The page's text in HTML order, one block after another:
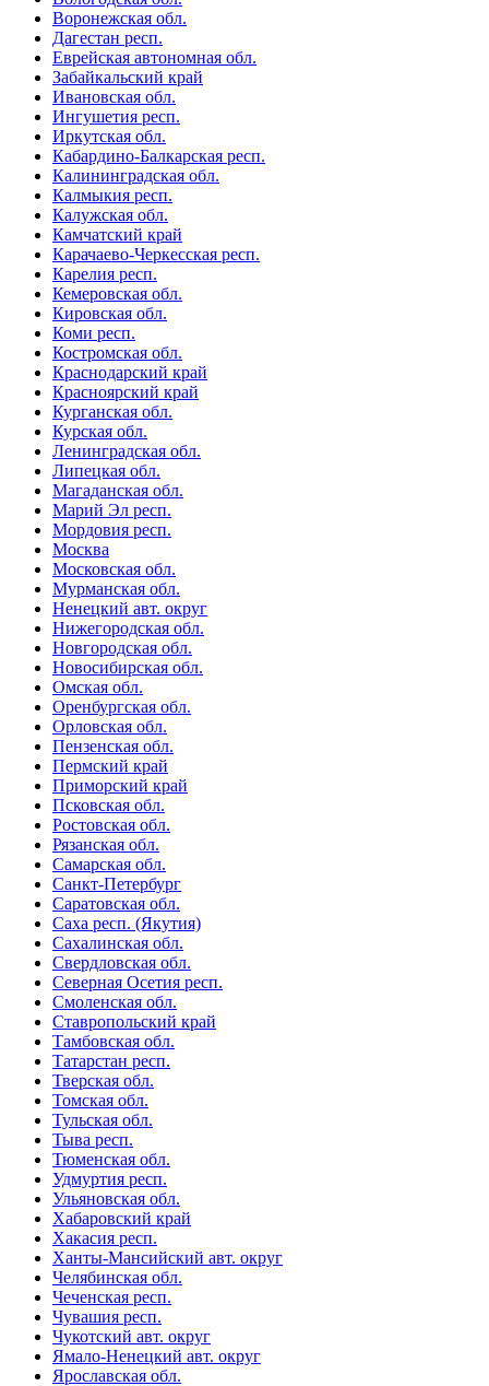
Воронежская обл.
Дагестан респ.
Еврейская автономная обл.
Забайкальский край
Ивановская обл.
Ингушетия респ.
Иркутская обл.
Кабардино-Балкарская респ.
Калининградская обл.
Калмыкия респ.
Калужская обл.
Камчатский край
Карачаево-Черкесская респ.
Карелия респ.
Кемеровская обл.
Кировская обл.
Коми респ.
Костромская обл.
Краснодарский край
Красноярский край
Курганская обл.
Курская обл.
Ленинградская обл.
Липецкая обл.
Магаданская обл.
Марий Эл респ.
Мордовия респ.
Москва
Московская обл.
Мурманская обл.
Ненецкий авт. округ
Нижегородская обл.
Новгородская обл.
Новосибирская обл.
Омская обл.
Оренбургская обл.
Орловская обл.
Пензенская обл.
Пермский край
Приморский край
Псковская обл.
Ростовская обл.
Рязанская обл.
Самарская обл.
Санкт-Петербург
Саратовская обл.
Саха респ. (Якутия)
Сахалинская обл.
Свердловская обл.
Северная Осетия респ.
Смоленская обл.
Ставропольский край
Тамбовская обл.
Татарстан респ.
Тверская обл.
Томская обл.
Тульская обл.
Тыва респ.
Тюменская обл.
Удмуртия респ.
Ульяновская обл.
Хабаровский край
Хакасия респ.
Ханты-Мансийский авт. округ
Челябинская обл.
Чеченская респ.
Чувашия респ.
Чукотский авт. округ
Ямало-Ненецкий авт. округ
Ярославская обл.